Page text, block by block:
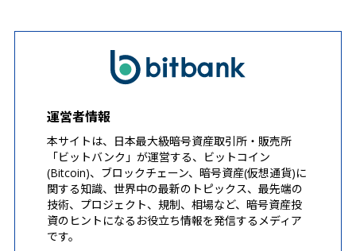
運営者情報
本サイトは、日本最大級暗号資産取引所・販売所
「ビットバンク」が運営する、ビットコイン
(Bitcoin)、ブロックチェーン、暗号資産(仮想通貨)に
関する知識、世界中の最新のトピックス、最先端の
技術、プロジェクト、規制、相場など、暗号資産投
資のヒントになるお役立ち情報を発信するメディア
です。